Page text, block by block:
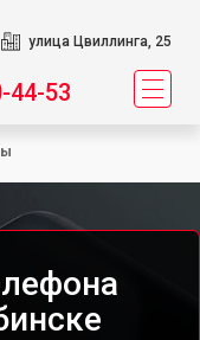
улица Цвиллинга, 25
44-53